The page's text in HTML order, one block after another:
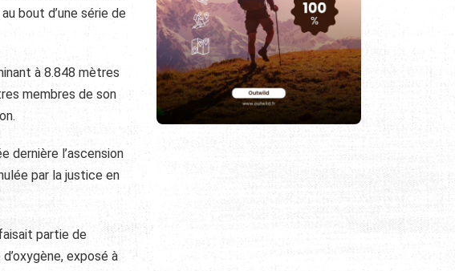
bout d’une série de
à 8.848 mètres
membres de son
dernière l’ascension
par la justice en
partie de
exposé à